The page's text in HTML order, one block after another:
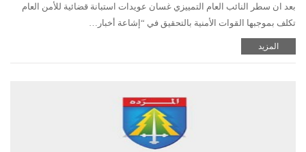
بعد ان سطر النائب العام التمييزي غسان عويدات استبانة قضائية للأمن العام
تكلف بموجبها القوات الأمنية بالتحقيق في “إشاعة أخبار…
المزيد